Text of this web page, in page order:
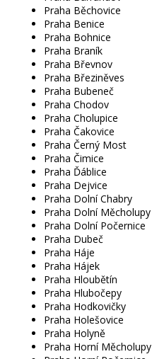
Praha Běchovice
Praha Benice
Praha Bohnice
Praha Braník
Praha Břevnov
Praha Březiněves
Praha Bubeneč
Praha Chodov
Praha Cholupice
Praha Čakovice
Praha Černý Most
Praha Čimice
Praha Ďáblice
Praha Dejvice
Praha Dolní Chabry
Praha Dolní Měcholupy
Praha Dolní Počernice
Praha Dubeč
Praha Háje
Praha Hájek
Praha Hloubětín
Praha Hlubočepy
Praha Hodkovičky
Praha Holešovice
Praha Holyně
Praha Horní Měcholupy